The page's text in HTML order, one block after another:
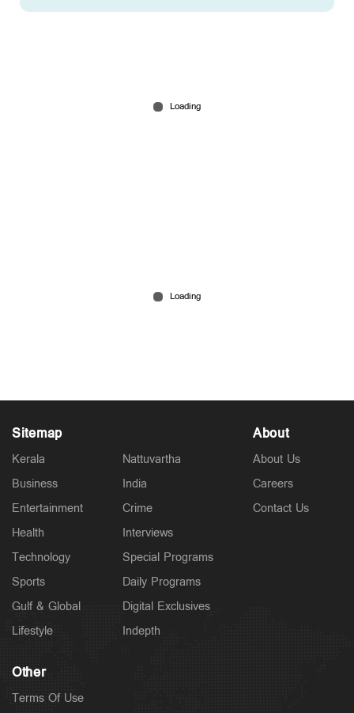
ആലപ്പുഴയിലെ രക്ഷാപ്രവര്‍ത്തനം; പ്രതികള്‍ക്ക്
Sitemap
Kerala
Business
Entertainment
Health
Technology
Sports
Gulf & Global
Lifestyle
Nattuvartha
India
Crime
Interviews
Special Programs
Daily Programs
Digital Exclusives
Indepth
About
About Us
Careers
Contact Us
Other
Terms Of Use